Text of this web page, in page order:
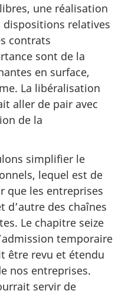
une réalisation
dispositions relatives
contrats
sont de la
en surface,
La libéralisation
aller de pair avec
de la
simplifier le
lequel est de
que les entreprises
d’autre des chaînes
Le chapitre seize
temporaire
être revu et étendu
nos entreprises.
servir de